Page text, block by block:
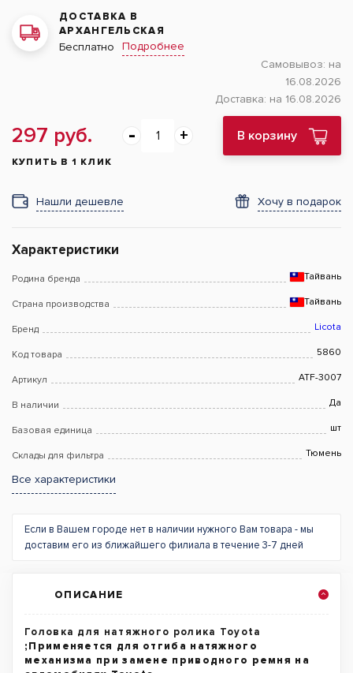
ДОСТАВКА В
АРХАНГЕЛЬСКАЯ
Бесплатно
Подробнее
Самовывоз: на
16.08.2026
Доставка: на 16.08.2026
297 руб. В корзину
КУПИТЬ В 1 КЛИК
Нашли дешевле Хочу в подарок
Характеристики
Родина бренда Тайвань
Страна производства Тайвань
Бренд Licota
Код товара 5860
Артикул ATF-3007
В наличии Да
Базовая единица шт
Склады для фильтра Тюмень
Все характеристики
Если в Вашем городе нет в наличии нужного Вам товара - мы
доставим его из ближайшего филиала в течение 3-7 дней
ОПИСАНИЕ
Головка для натяжного ролика Toyota
;Применяется для отгиба натяжного
механизма при замене приводного ремня на